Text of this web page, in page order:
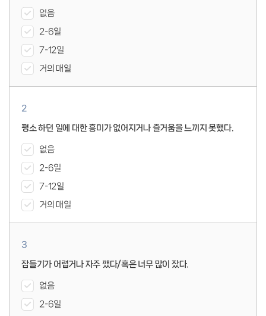
없음
2-6일
7-12일
거의 매일
2
평소 하던 일에 대한 흥미가 없어지거나 즐거움을 느끼지 못했다.
없음
2-6일
7-12일
거의 매일
3
잠들기가 어렵거나 자주 깼다/혹은 너무 많이 잤다.
없음
2-6일